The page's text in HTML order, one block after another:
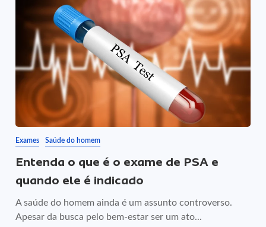
Exames Saúde do homem
Entenda o que é o exame de PSA e
quando ele é indicado
A saúde do homem ainda é um assunto controverso.
Apesar da busca pelo bem-estar ser um ato...